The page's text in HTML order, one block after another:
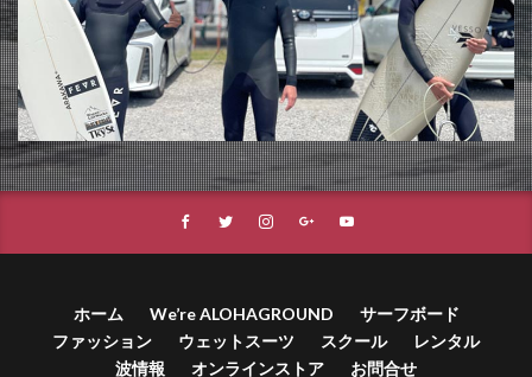
ホーム We’re ALOHAGROUND
サーフボード
ファッション
ウェットスーツ スクール
レンタル
波情報
オンラインストア お問合せ